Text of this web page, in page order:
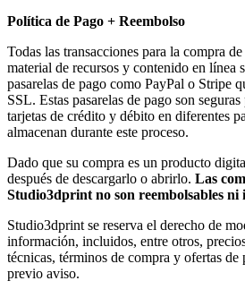
Política de Pago + Reembolso
Todas las transacciones para la compra
material de recursos y contenido en línea
pasarelas de pago como PayPal o Stripe
SSL. Estas pasarelas de pago son
tarjetas de crédito y débito en diferentes
almacenan durante este proceso.
Dado que su compra es un producto
después de descargarlo o abrirlo. Las
Studio3dprint no son reembolsables ni
Studio3dprint se reserva el derecho de
información, incluidos, entre otros,
técnicas, términos de compra y ofertas
previo aviso.